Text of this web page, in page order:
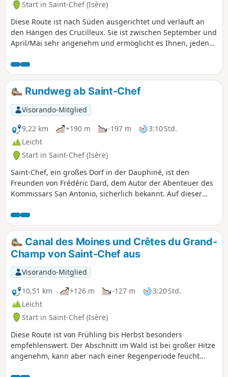
Start in Saint-Chef (Isère)
Diese Route ist nach Süden ausgerichtet und verläuft an
den Hängen des Crucilleux. Sie ist zwischen September und
April/Mai sehr angenehm und ermöglicht es Ihnen, jeden
sollte sie vermieden werden. Sie ermöglicht es Ihnen,
abwechslungsreiche Landschaften zu entdecken und die
Weinberge der Balmes Dauphinoises an den Hängen von
Crucilleux und Choulin zu durchqueren. Bei der
Durchquerung der Weiler Crucilleux und Arcisse kann man
schöne Lehmhäuser sowie das kleine lokale Kulturerbe
(Kalvarienberge, Waschhäuser, Brunnen, Palisaden)
bewundern. Der Weg über die Kämme des Mont de
Crucilleux bietet einen Panoramablick auf die Bergmassive
vom Bugey im Norden bis zum Vercors im Süden, vorbei am
Mont-Blanc, der Vanoise, Belledonne und der
Chartreuse.Diese Route verläuft zur Hälfte auf Wegen und
zur Hälfte auf kleinen Landstraßen, die meist wenig
Rundweg ab Saint-Chef
Visorando-Mitglied
9,22 km
+190 m -197 m
3:10 Std.
Leicht
Start in Saint-Chef (Isère)
Saint-Chef, ein großes Dorf in der Dauphiné, ist den
Freunden von Frédéric Dard, dem Autor der Abenteuer des
Kommissars San Antonio, sicherlich bekannt. Auf dieser
und auf halber Strecke das wunderschöne Schloss Chapeau
Cornu entdecken.
Canal des Moines und Crêtes du Grand-
Champ von Saint-Chef aus
Visorando-Mitglied
10,51 km
+126 m -127 m
3:20 Std.
Leicht
Start in Saint-Chef (Isère)
Diese Route ist von Frühling bis Herbst besonders
empfehlenswert. Der Abschnitt im Wald ist bei großer Hitze
angenehm, kann aber nach einer Regenperiode feucht